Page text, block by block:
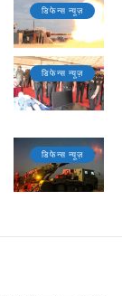
डिफेन्स न्यूज़
डिफेन्स न्यूज़
डिफेन्स न्यूज़